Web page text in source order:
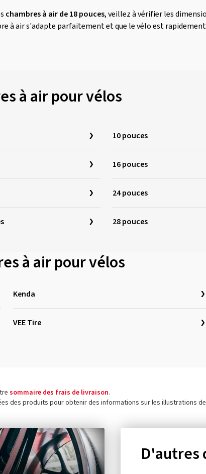
chambres à air de 18 pouces, veillez à vérifier les
à air s'adapte parfaitement et que le vélo est
à air pour vélos
10 pouces
16 pouces
24 pouces
28 pouces
à air pour vélos
Kenda
VEE Tire
sommaire des frais de livraison.
des produits pour obtenir des informations sur les illustrations
D'autres